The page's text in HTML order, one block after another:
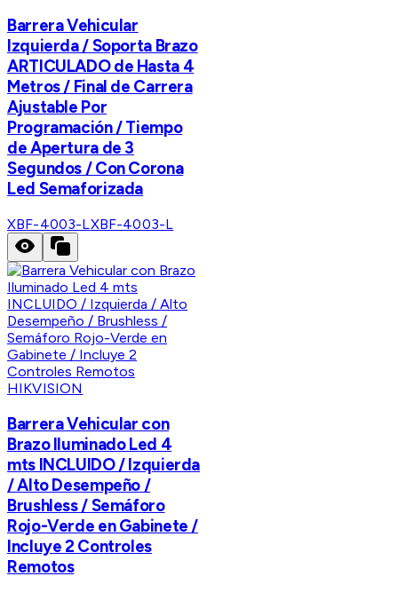
Barrera Vehicular
Izquierda / Soporta Brazo
ARTICULADO de Hasta 4
Metros / Final de Carrera
Ajustable Por
Programación / Tiempo
de Apertura de 3
Segundos / Con Corona
Led Semaforizada
XBF-4003-LXBF-4003-L
HIKVISION
Barrera Vehicular con
Brazo Iluminado Led 4
mts INCLUIDO / Izquierda
/ Alto Desempeño /
Brushless / Semáforo
Rojo-Verde en Gabinete /
Incluye 2 Controles
Remotos